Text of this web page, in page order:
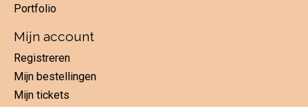
Portfolio
Mijn account
Registreren
Mijn bestellingen
Mijn tickets